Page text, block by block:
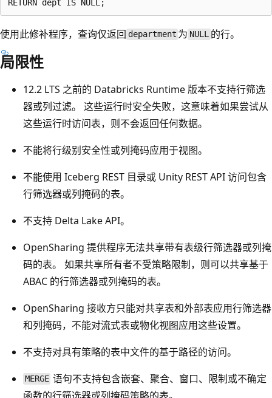
使用此修补程序，查询仅返回 department 为 NULL的行。
局限性
12.2 LTS 之前的 Databricks Runtime 版本不支持行筛选
器或列过滤。 这些运行时安全失败，这意味着如果尝试从
这些运行时访问表，则不会返回任何数据。
不能将行级别安全性或列掩码应用于视图。
不能使用 Iceberg REST 目录或 Unity REST API 访问包含
行筛选器或列掩码的表。
不支持 Delta Lake API。
OpenSharing 提供程序无法共享带有表级行筛选器或列掩
码的表。 如果共享所有者不受策略限制，则可以共享基于
ABAC 的行筛选器或列掩码的表。
OpenSharing 接收方只能对共享表和外部表应用行筛选器
和列掩码，不能对流式表或物化视图应用这些设置。
不支持对具有策略的表中文件的基于路径的访问。
MERGE 语句不支持包含嵌套、聚合、窗口、限制或不确定
函数的行筛选器或列掩码策略的表。